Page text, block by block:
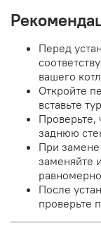
Перед
вашего
Откройте
вставьте
Проверьте,
заднюю
При замене
заменяйте
После
проверьте